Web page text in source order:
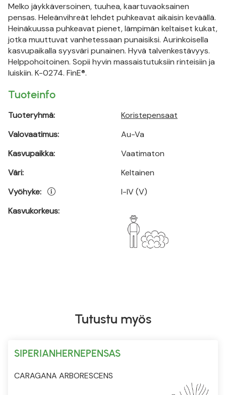
Melko jäykkäversoinen, tuuhea, kaartuvaoksainen
pensas. Heleänvihreät lehdet puhkeavat aikaisin keväällä.
Heinäkuussa puhkeavat pienet, lämpimän keltaiset kukat,
jotka muuttuvat vanhetessaan punaisiksi. Aurinkoisella
kasvupaikalla syysväri punainen. Hyvä talvenkestävyys.
Helppohoitoinen. Sopii hyvin massaistutuksiin rinteisiin ja
luiskiin. K-0274. FinE®.
Tuoteinfo
Tuoteryhmä:
Valovaatimus:
Kasvupaikka:
Väri:
Vyöhyke:
Kasvukorkeus:
Koristepensaat
Au-Va
Vaatimaton
Keltainen
I-IV (V)
Tutustu myös
SIPERIANHERNEPENSAS
CARAGANA ARBORESCENS